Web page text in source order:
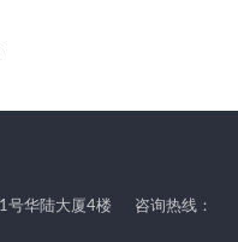
号华陆大厦4楼
咨询热线：